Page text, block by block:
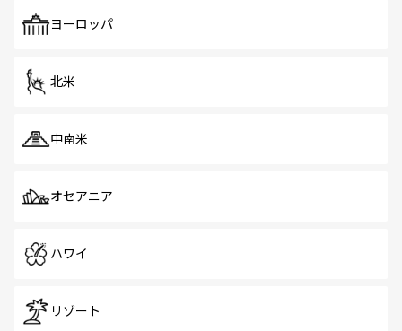
で、ホーカーズは地元の風情を楽しめる外せないスポット
ヨーロッパ
北米
中南米
オセアニア
ハワイ
リゾート